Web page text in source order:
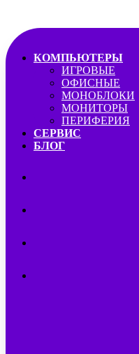
КОМПЬЮТЕРЫ
ИГРОВЫЕ
ОФИСНЫЕ
МОНОБЛОКИ
МОНИТОРЫ
ПЕРИФЕРИЯ
СЕРВИС
БЛОГ